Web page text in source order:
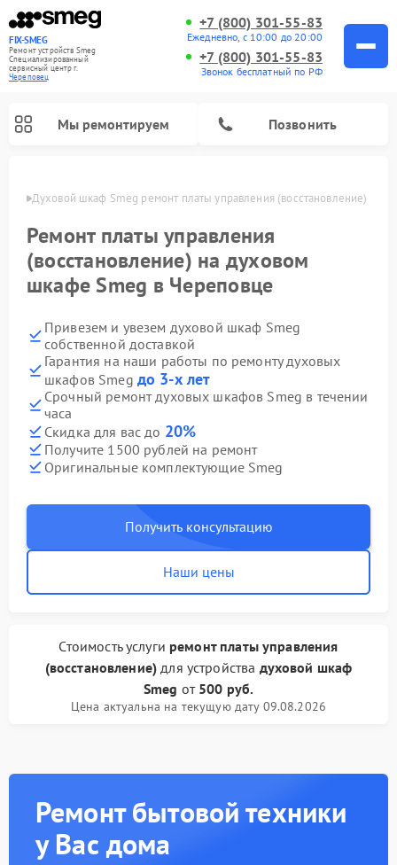
FIX-SMEG
Ремонт устройств Smeg
Специализированный
cервисный центр г.
Череповец
+7 (800) 301-55-83
Ежедневно, с 10:00 до 20:00
+7 (800) 301-55-83
Звонок бесплатный по РФ
Мы ремонтируем Позвонить
Духовой шкаф Smeg ремонт платы управления (восстановление)
Ремонт платы управления
(восстановление) на духовом
шкафе Smeg в Череповце
Привезем и увезем духовой шкаф Smeg
собственной доставкой
Гарантия на наши работы по ремонту духовых
шкафов Smeg до 3-х лет
Срочный ремонт духовых шкафов Smeg в течении
часа
Скидка для вас до 20%
Получите 1500 рублей на ремонт
Оригинальные комплектующие Smeg
Получить консультацию
Наши цены
Стоимость услуги ремонт платы управления
(восстановление) для устройства духовой шкаф
Smeg от 500 руб.
Цена актуальна на текущую дату 09.08.2026
Ремонт бытовой техники
у Вас дома